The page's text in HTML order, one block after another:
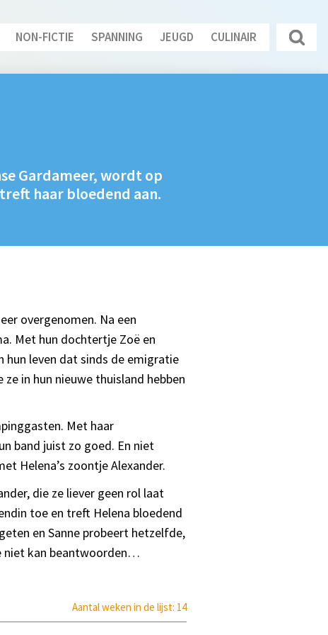
NON-FICTIE SPANNING JEUGD CULINAIR
Gardameer, wordt op
haar bloedend aan.
overgenomen. Na een
Met hun dochtertje Zoë en
hun leven dat sinds de emigratie
in hun nieuwe thuisland hebben
Met haar
band juist zo goed. En niet
Helena’s zoontje Alexander.
die ze liever geen rol laat
toe en treft Helena bloedend
en Sanne probeert hetzelfde,
niet kan beantwoorden…
Aantal weken in de lijst: 14